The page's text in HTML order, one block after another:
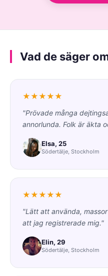
Vad de säger
★★★★★
"Prövade många
annorlunda. Folk är äkta
Elsa, 25
Södertälje, Stockholm
★★★★★
"Lätt att använda,
att jag registrerade mig."
Elin, 29
Södertälje, Stockholm